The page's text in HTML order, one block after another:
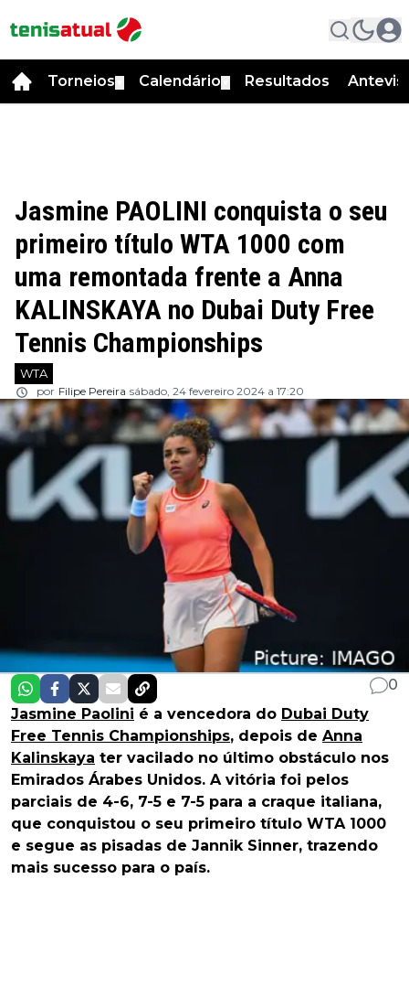
Torneios Calendário Resultados
Jasmine PAOLINI conquista o seu
primeiro título WTA 1000 com
uma remontada frente a Anna
KALINSKAYA no Dubai Duty Free
Tennis Championships
WTA
por Filipe Pereira sábado, 24 fevereiro 2024 a 17:20
0
Jasmine Paolini é a vencedora do Dubai Duty
Free Tennis Championships, depois de Anna
Kalinskaya ter vacilado no último obstáculo nos
Emirados Árabes Unidos. A vitória foi pelos
parciais de 4-6, 7-5 e 7-5 para a craque italiana,
que conquistou o seu primeiro título WTA 1000
e segue as pisadas de Jannik Sinner, trazendo
mais sucesso para o país.